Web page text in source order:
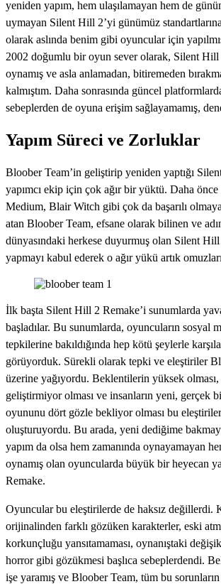
yeniden yapım, hem ulaşılamayan hem de
uymayan Silent Hill 2’yi günümüz
olarak aslında benim gibi oyuncular için
2002 doğumlu bir oyun sever olarak, Silent
oynamış ve asla anlamadan, bitiremeden
kalmıştım. Daha sonrasında güncel
sebeplerden de oyuna erişim sağlayamamış,
Yapım Süreci ve Zorluklar
Bloober Team’in geliştirip yeniden yaptığı
yapımcı ekip için çok ağır bir yüktü. Daha
Medium, Blair Witch gibi çok da başarılı
atan Bloober Team, efsane olarak bilinen ve
dünyasındaki herkese duyurmuş olan Silent
yapmayı kabul ederek o ağır yükü artık
İlk başta Silent Hill 2 Remake’i sunumlarda
başladılar. Bu sunumlarda, oyuncuların sosyal
tepkilerine bakıldığında hep kötü şeylerle
görüyorduk. Sürekli olarak tepki ve eleştiriler
üzerine yağıyordu. Beklentilerin yüksek
geliştirmiyor olması ve insanların yeni, gerçek
oyununu dört gözle bekliyor olması bu
oluşturuyordu. Bu arada, yeni dediğime
yapım da olsa hem zamanında oynayamayan
oynamış olan oyuncularda büyük bir heyecan
Remake.
Oyuncular bu eleştirilerde de haksız değillerdi.
orijinalinden farklı gözüken karakterler, eski
korkunçluğu yansıtamaması, oynanıştaki
horror gibi gözükmesi başlıca sebeplerdendi.
işe yaramış ve Bloober Team, tüm bu